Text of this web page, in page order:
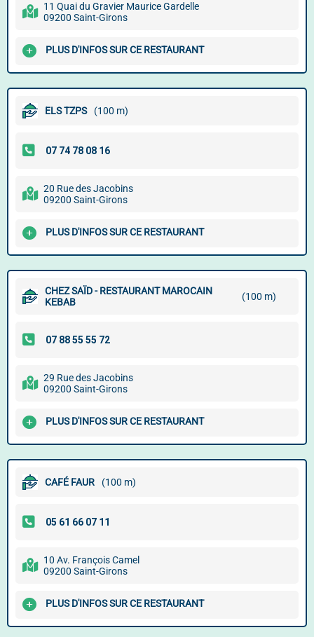
11 Quai du Gravier Maurice Gardelle
09200 Saint-Girons
PLUS D'INFOS SUR CE RESTAURANT
ELS TZPS (100 m)
20 Rue des Jacobins
09200 Saint-Girons
PLUS D'INFOS SUR CE RESTAURANT
CHEZ SAÏD - RESTAURANT MAROCAIN
KEBAB
(100 m)
29 Rue des Jacobins
09200 Saint-Girons
PLUS D'INFOS SUR CE RESTAURANT
CAFÉ FAUR (100 m)
10 Av. François Camel
09200 Saint-Girons
PLUS D'INFOS SUR CE RESTAURANT